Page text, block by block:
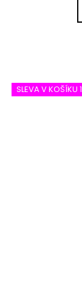
SLEVA V KOŠÍKU